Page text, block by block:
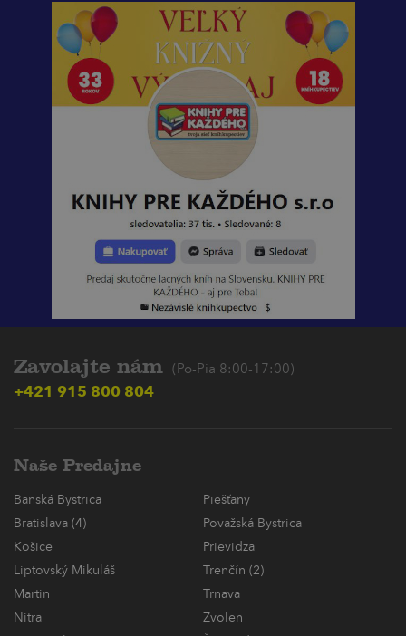
Zavolajte nám (Po-Pia 8:00-17:00)
+421 915 800 804
Naše Predajne
Banská Bystrica
Piešťany
Bratislava (4)
Považská Bystrica
Košice
Prievidza
Liptovský Mikuláš
Trenčín (2)
Martin
Trnava
Nitra
Zvolen